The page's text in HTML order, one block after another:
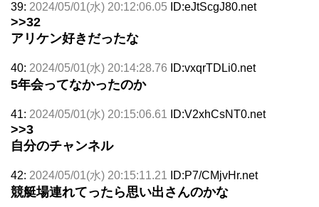
39: 2024/05/01(水) 20:12:06.05 ID:eJtScgJ80.net
>>32
アリケン好きだったな
40: 2024/05/01(水) 20:14:28.76 ID:vxqrTDLi0.net
5年会ってなかったのか
41: 2024/05/01(水) 20:15:06.61 ID:V2xhCsNT0.net
>>3
自分のチャンネル
42: 2024/05/01(水) 20:15:11.21 ID:P7/CMjvHr.net
競艇場連れてったら思い出さんのかな